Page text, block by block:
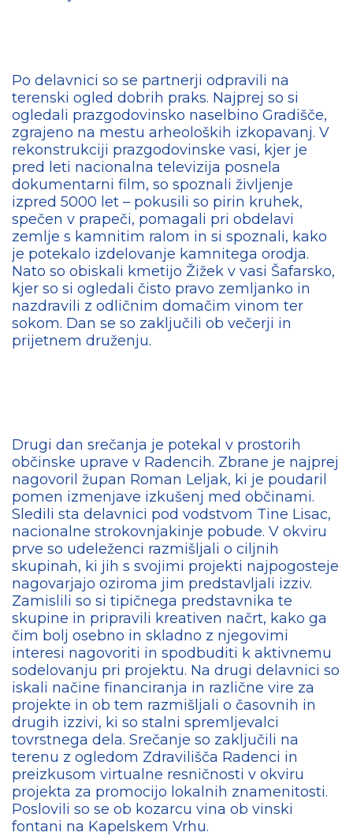
Po delavnici so se partnerji odpravili na
terenski ogled dobrih praks. Najprej so si
ogledali prazgodovinsko naselbino Gradišče,
zgrajeno na mestu arheoloških izkopavanj. V
rekonstrukciji prazgodovinske vasi, kjer je
pred leti nacionalna televizija posnela
dokumentarni film, so spoznali življenje
izpred 5000 let – pokusili so pirin kruhek,
spečen v prapeči, pomagali pri obdelavi
zemlje s kamnitim ralom in si spoznali, kako
je potekalo izdelovanje kamnitega orodja.
Nato so obiskali kmetijo Žižek v vasi Šafarsko,
kjer so si ogledali čisto pravo zemljanko in
nazdravili z odličnim domačim vinom ter
sokom. Dan se so zaključili ob večerji in
prijetnem druženju.
Drugi dan srečanja je potekal v prostorih
občinske uprave v Radencih. Zbrane je najprej
nagovoril župan Roman Leljak, ki je poudaril
pomen izmenjave izkušenj med občinami.
Sledili sta delavnici pod vodstvom Tine Lisac,
nacionalne strokovnjakinje pobude. V okviru
prve so udeleženci razmišljali o ciljnih
skupinah, ki jih s svojimi projekti najpogosteje
nagovarjajo oziroma jim predstavljali izziv.
Zamislili so si tipičnega predstavnika te
skupine in pripravili kreativen načrt, kako ga
čim bolj osebno in skladno z njegovimi
interesi nagovoriti in spodbuditi k aktivnemu
sodelovanju pri projektu. Na drugi delavnici so
iskali načine financiranja in različne vire za
projekte in ob tem razmišljali o časovnih in
drugih izzivi, ki so stalni spremljevalci
tovrstnega dela. Srečanje so zaključili na
terenu z ogledom Zdravilišča Radenci in
preizkusom virtualne resničnosti v okviru
projekta za promocijo lokalnih znamenitosti.
Poslovili so se ob kozarcu vina ob vinski
fontani na Kapelskem Vrhu.